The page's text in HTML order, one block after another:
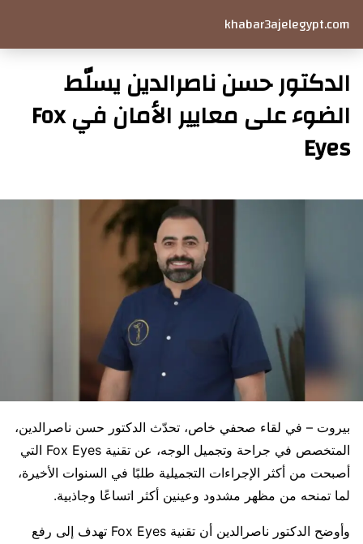
khabar3ajelegypt.com
الدكتور حسن ناصرالدين يسلّط
الضوء على معايير الأمان في Fox
Eyes
بيروت – في لقاء صحفي خاص، تحدّث الدكتور حسن ناصرالدين،
المتخصص في جراحة وتجميل الوجه، عن تقنية Fox Eyes التي
أصبحت من أكثر الإجراءات التجميلية طلبًا في السنوات الأخيرة،
لما تمنحه من مظهر مشدود وعينين أكثر اتساعًا وجاذبية.
وأوضح الدكتور ناصرالدين أن تقنية Fox Eyes تهدف إلى رفع